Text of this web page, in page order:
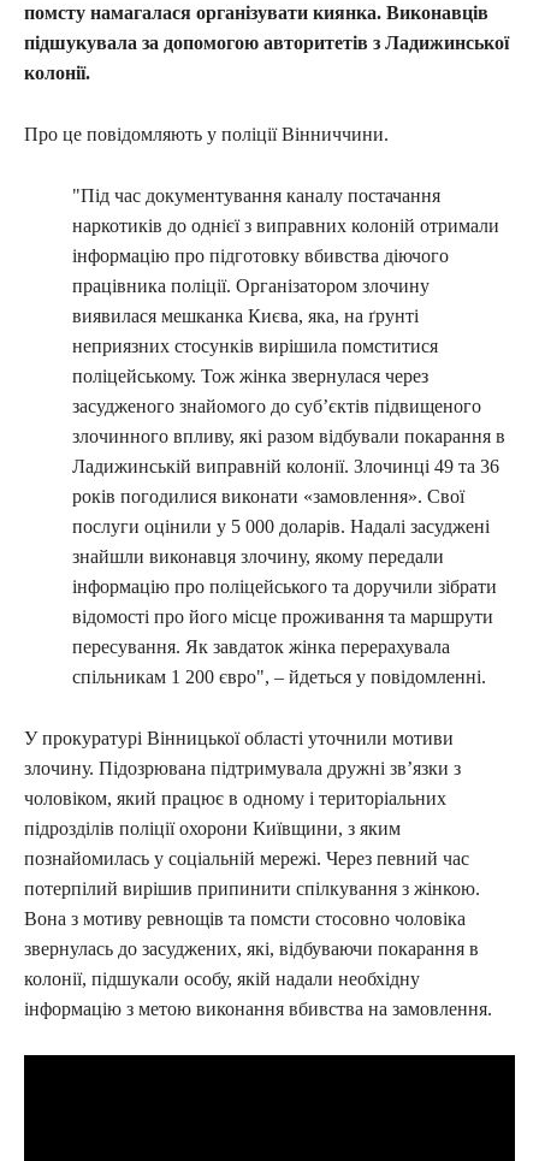
помсту намагалася організувати киянка. Виконавців
підшукувала за допомогою авторитетів з Ладижинської
колонії.
Про це повідомляють у поліції Вінниччини.
"Під час документування каналу постачання
наркотиків до однієї з виправних колоній отримали
інформацію про підготовку вбивства діючого
працівника поліції. Організатором злочину
виявилася мешканка Києва, яка, на ґрунті
неприязних стосунків вирішила помститися
поліцейському. Тож жінка звернулася через
засудженого знайомого до суб’єктів підвищеного
злочинного впливу, які разом відбували покарання в
Ладижинській виправній колонії. Злочинці 49 та 36
років погодилися виконати «замовлення». Свої
послуги оцінили у 5 000 доларів. Надалі засуджені
знайшли виконавця злочину, якому передали
інформацію про поліцейського та доручили зібрати
відомості про його місце проживання та маршрути
пересування. Як завдаток жінка перерахувала
спільникам 1 200 євро", – йдеться у повідомленні.
У прокуратурі Вінницької області уточнили мотиви
злочину. Підозрювана підтримувала дружні зв’язки з
чоловіком, який працює в одному і територіальних
підрозділів поліції охорони Київщини, з яким
познайомилась у соціальній мережі. Через певний час
потерпілий вирішив припинити спілкування з жінкою.
Вона з мотиву ревнощів та помсти стосовно чоловіка
звернулась до засуджених, які, відбуваючи покарання в
колонії, підшукали особу, якій надали необхідну
інформацію з метою виконання вбивства на замовлення.